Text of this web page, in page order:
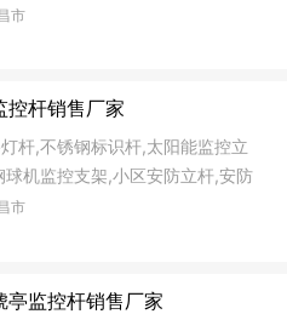
杆,太阳能监控灯灯杆,交通安防
市
控杆销售厂家
杆,不锈钢标识杆,太阳能监控立
球机监控支架,小区安防立杆,安防
杆,太阳能监控杆,森林防火语音
市
亭监控杆销售厂家